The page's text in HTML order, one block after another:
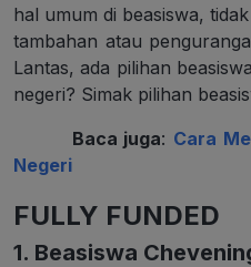
hal umum di beasiswa,
tambahan atau
Lantas, ada pilihan
negeri? Simak pilihan
Baca juga: Cara
Negeri
FULLY FUNDED
1. Beasiswa